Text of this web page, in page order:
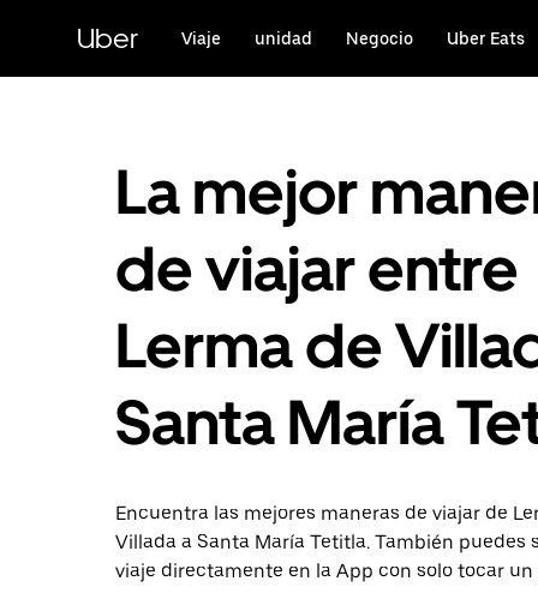
contenido
principal
Uber Viaje unidad Negocio Uber Eats
La mejor
de viajar entre
Lerma de
Santa María
Encuentra las mejores maneras de viajar de
Villada a Santa María Tetitla. También puedes
viaje directamente en la App con solo tocar un